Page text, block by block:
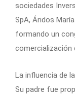
sociedades
SpA, Áridos
formando un
comercialización
La influencia de
Su padre fue